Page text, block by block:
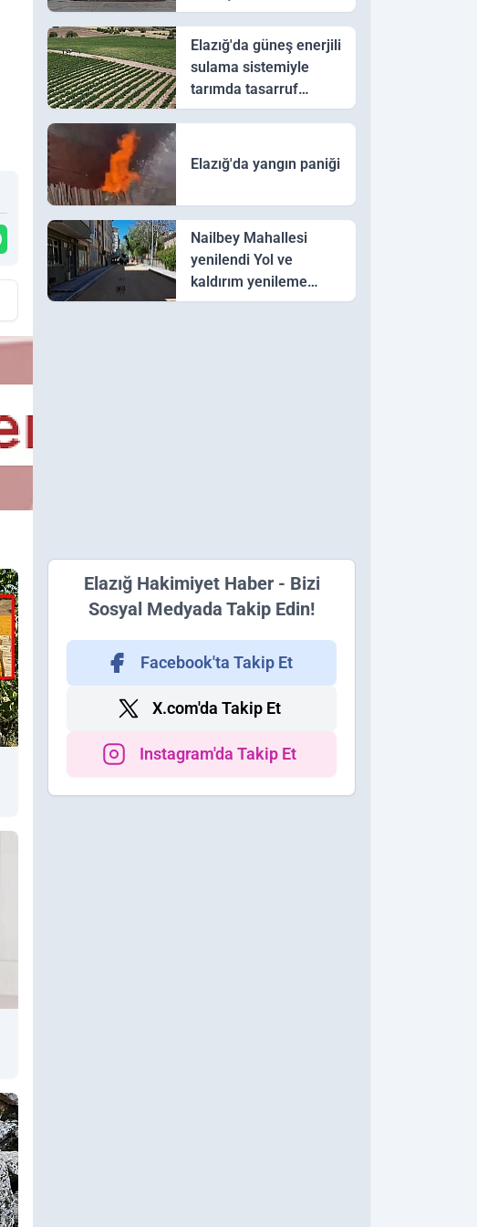
geldi
Elazığ'da güneş enerjili
sulama sistemiyle
tarımda tasarruf
hedefi
Elazığ'da yangın paniği
Nailbey Mahallesi
yenilendi Yol ve
kaldırım yenileme
çalışmaları
Elazığ Hakimiyet Haber - Bizi
Sosyal Medyada Takip Edin!
Facebook'ta Takip Et
X.com'da Takip Et
Instagram'da Takip Et